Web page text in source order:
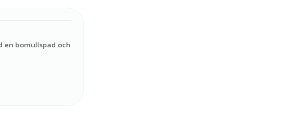
bomullspad och